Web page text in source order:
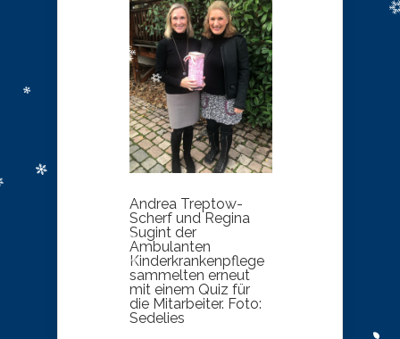
Andrea Treptow-
Scherf und Regina
Sugint der
Ambulanten
Kinderkrankenpflege
sammelten erneut
mit einem Quiz für
die Mitarbeiter. Foto:
Sedelies